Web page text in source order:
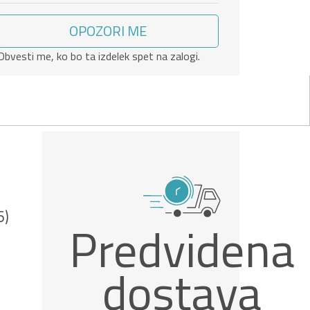
OPOZORI ME
me, ko bo ta izdelek spet na zalogi.
Predvidena
dostava